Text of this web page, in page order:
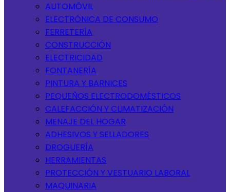
AUTOMÓVIL
ELECTRÓNICA DE CONSUMO
FERRETERÍA
CONSTRUCCIÓN
ELECTRICIDAD
FONTANERÍA
PINTURA Y BARNICES
PEQUEÑOS ELECTRODOMÉSTICOS
CALEFACCIÓN Y CLIMATIZACIÓN
MENAJE DEL HOGAR
ADHESIVOS Y SELLADORES
DROGUERÍA
HERRAMIENTAS
PROTECCIÓN Y VESTUARIO LABORAL
MAQUINARIA